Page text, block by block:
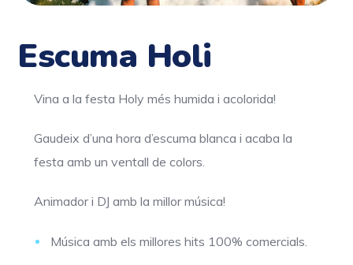
Escuma Holi
Vina a la festa Holy més humida i acolorida!
Gaudeix d’una hora d’escuma blanca i acaba la
festa amb un ventall de colors.
Animador i DJ amb la millor música!
Música amb els millores hits 100% comercials.